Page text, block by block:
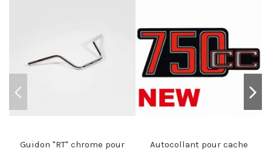
Guidon "RT" chrome pour
Autocollant pour cache